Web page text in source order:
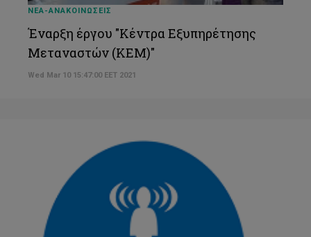
ΝΕΑ-ΑΝΑΚΟΙΝΩΣΕΙΣ
Έναρξη έργου "Κέντρα Εξυπηρέτησης
Μεταναστών (ΚΕΜ)"
Wed Mar 10 15:47:00 EET 2021